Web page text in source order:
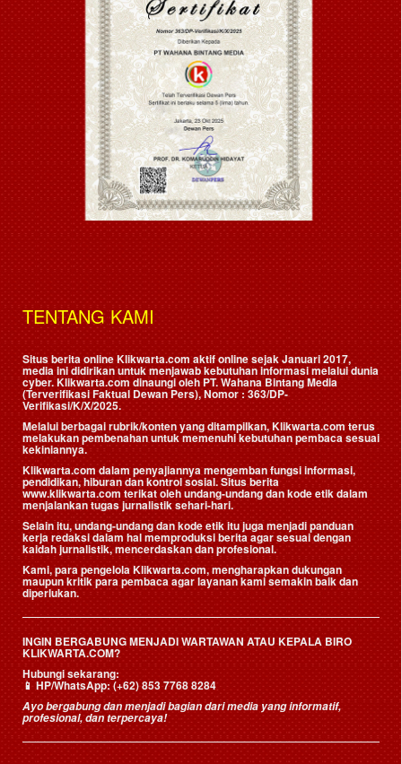
TENTANG KAMI
Situs berita online Klikwarta.com aktif online sejak Januari 2017,
media ini didirikan untuk menjawab kebutuhan informasi melalui dunia
cyber. Klikwarta.com dinaungi oleh PT. Wahana Bintang Media
(Terverifikasi Faktual Dewan Pers), Nomor : 363/DP-
Verifikasi/K/X/2025.
Melalui berbagai rubrik/konten yang ditampilkan, Klikwarta.com terus
melakukan pembenahan untuk memenuhi kebutuhan pembaca sesuai
kekiniannya.
Klikwarta.com dalam penyajiannya mengemban fungsi informasi,
pendidikan, hiburan dan kontrol sosial. Situs berita
www.klikwarta.com terikat oleh undang-undang dan kode etik dalam
menjalankan tugas jurnalistik sehari-hari.
Selain itu, undang-undang dan kode etik itu juga menjadi panduan
kerja redaksi dalam hal memproduksi berita agar sesuai dengan
kaidah jurnalistik, mencerdaskan dan profesional.
Kami, para pengelola Klikwarta.com, mengharapkan dukungan
maupun kritik para pembaca agar layanan kami semakin baik dan
diperlukan.
INGIN BERGABUNG MENJADI WARTAWAN ATAU KEPALA BIRO
KLIKWARTA.COM?
Hubungi sekarang:
📱HP/WhatsApp:(+62) 853 7768 8284
Ayo bergabung dan menjadi bagian dari media yang informatif,
profesional, dan terpercaya!